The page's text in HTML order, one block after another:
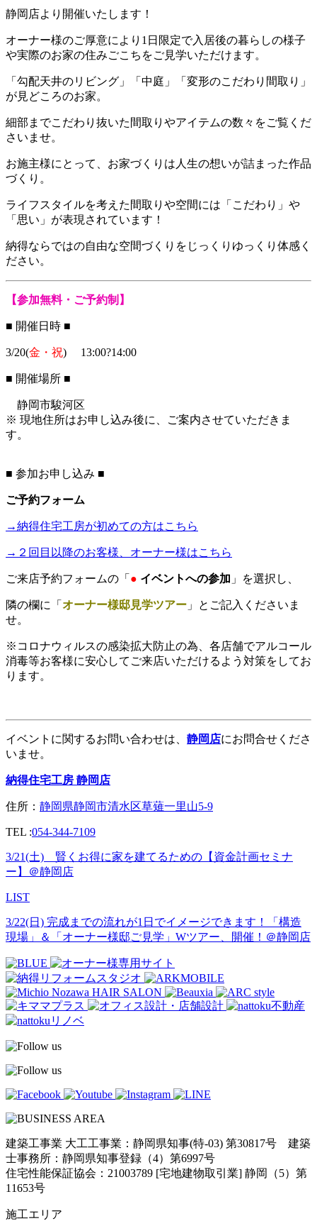
静岡店より開催いたします！
オーナー様のご厚意により1日限定で入居後の暮らしの様子
や実際のお家の住みごこちをご見学いただけます。
「勾配天井のリビング」「中庭」「変形のこだわり間取り」
が見どころのお家。
細部までこだわり抜いた間取りやアイテムの数々をご覧くだ
さいませ。
お施主様にとって、お家づくりは人生の想いが詰まった作品
づくり。
ライフスタイルを考えた間取りや空間には「 こだわり 」や
「 思い 」が表現されています！
納得ならではの自由な空間づくり をじっくりゆっくり体感く
ださい。
【参加無料・ご予約制】
■ 開催日時 ■
3/20(金・祝) 13:00?14:00
■ 開催場所 ■
静岡市駿河区
※ 現地住所はお申し込み後に、ご案内させていただきま
す。
■ 参加お申し込み ■
ご予約フォーム
→納得住宅工房が初めての方はこちら
→２回目以降のお客様、オーナー様はこちら
ご来店予約フォームの「 ● イベントへの参加 」を選択し、
隣の欄に 「 オーナー様邸見学ツアー 」とご記入くださいま
せ。
※コロナウィルスの感染拡大防止の為、各店舗でアルコール
消毒等お客様に安心してご来店いただけるよう対策をしてお
ります。
イベントに関するお問い合わせは、 静岡店にお問合せくださ
いませ。
納得住宅工房 静岡店
住所： 静岡県静岡市清水区草薙一里山5-9
TEL :054-344-7109
3/21(土) 賢くお得に家を建てるための【資金計画セミナ
ー】＠静岡店
LIST
3/22(日) 完成までの流れが1日でイメージできます！「構造
現場」＆「オーナー様邸ご見学」Wツアー、開催！＠静岡店
建築工事業 大工工事業：静岡県知事(特-03) 第30817号 建築
士事務所：静岡県知事登録（4）第6997号
住宅性能保証協会：21003789 [宅地建物取引業] 静岡（5）第
11653号
施工エリア